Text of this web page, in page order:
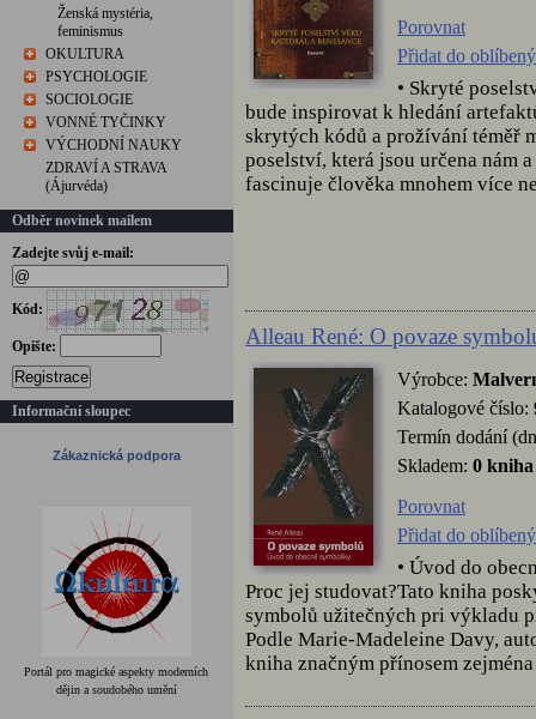
Ženská mystéria,
feminismus
OKULTURA
PSYCHOLOGIE
SOCIOLOGIE
VONNÉ TYČINKY
VÝCHODNÍ NAUKY
ZDRAVÍ A STRAVA
(Ájurvéda)
Odběr novinek mailem
Zadejte svůj e-mail:
Kód:
Opište:
Registrace
Informační sloupec
Zákaznická podpora
Portál pro magické aspekty moderních
dějin a soudobého umění
Porovnat
Přidat do
• Skryté
bude inspirovat k hledání
skrytých kódů a prožívání téměř
poselství, která jsou určena nám
fascinuje člověka mnohem více
Alleau René: O povaze
Výrobce:
Katalogové číslo:
Termín dodání
Skladem: 0 kniha
Porovnat
Přidat do
• Úvod do
Proc jej studovat?Tato kniha
symbolů užitečných pri výkladu
Podle Marie-Madeleine Davy,
kniha značným přínosem